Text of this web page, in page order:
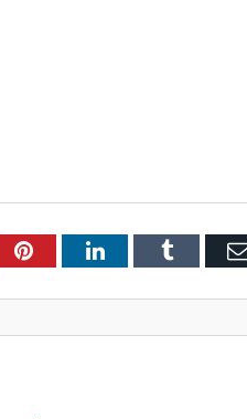
PinterestLinkedInTumblr